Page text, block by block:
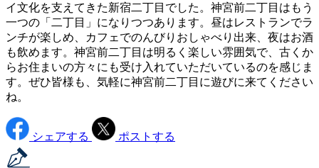
イ文化を支えてきた新宿二丁目でした。神宮前二丁目はもう
一つの「二丁目」になりつつあります。昼はレストランでラ
ンチが楽しめ、カフェでのんびりおしゃべり出来、夜はお酒
も飲めます。神宮前二丁目は明るく楽しい雰囲気で、古くか
らお住まいの方々にも受け入れていただいているのを感じま
す。ぜひ皆様も、気軽に神宮前二丁目に遊びに来てください
ね。
シェアする ポストする